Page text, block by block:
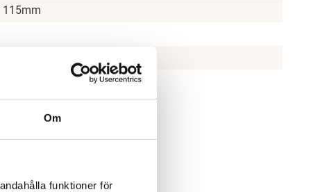
Om
funktioner för
115mm